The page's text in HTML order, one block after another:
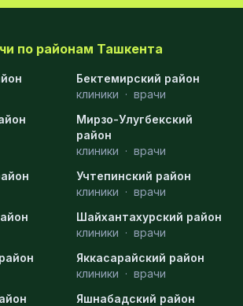
по районам Ташкента
Бектемирский район
клиники · врачи
Мирзо-Улугбекский
район
клиники · врачи
Учтепинский район
клиники · врачи
Шайхантахурский район
клиники · врачи
Яккасарайский район
клиники · врачи
Яшнабадский район